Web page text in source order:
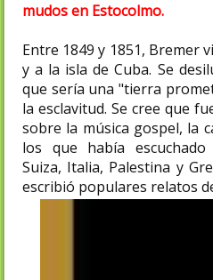
mudos en Estocolmo.
Entre 1849 y 1851, Bremer
y a la isla de Cuba. Se
que sería una "tierra
la esclavitud. Se cree que
sobre la música gospel, la
los que había
Suiza, Italia, Palestina y
escribió populares relatos